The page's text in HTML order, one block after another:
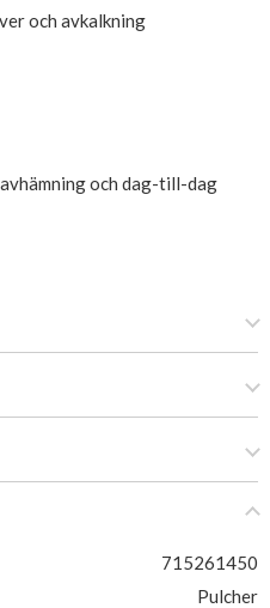
och avkalkning
och dag-till-dag
715261450
Pulcher